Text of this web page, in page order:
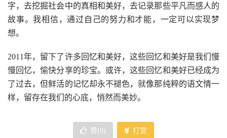
字，去挖掘社会中的真相和美好，去记录那些平凡而感人的
故事。我相信，通过自己的努力和才能，一定可以实现梦
想。
2011年，留下了许多回忆和美好，这些回忆和美好是我们慢
慢回忆，愉快分享的珍宝。或许，这些回忆和美好已经成为
了过去，但鲜活的记忆却永不褪色，就像那纯粹的语文情一
样，留存在我们的心底，悄然而美妙。
赞( 0 ) 打赏